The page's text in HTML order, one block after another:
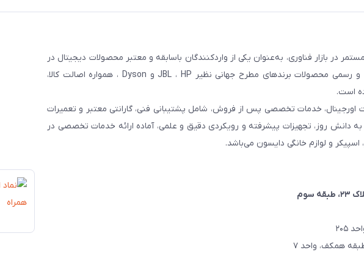
در بازار فناوری، به‌عنوان یکی از واردکنندگان باسابقه و معتبر محصولات دیجیتال در
کشور شناخته می‌شود. این مجموعه با تمرکز بر واردات مستقیم و رسمی محصولات برندهای مطرح جهانی نظیر JBL ، HP و Dyson ، همواره اصالت کالا،
است.
اورجینال، خدمات تخصصی پس از فروش، شامل پشتیبانی فنی، گارانتی معتبر و تعمیرات
به دانش روز، تجهیزات پیشرفته و رویکردی دقیق و علمی، آماده ارائه خدمات تخصصی در
اسپیکر و لوازم خانگی دایسون می‌باشد.
طبقه سوم